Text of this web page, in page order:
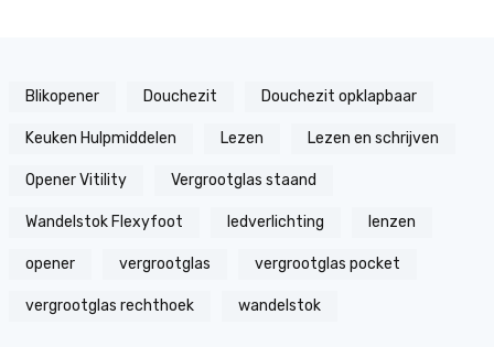
Blikopener Douchezit Douchezit opklapbaar
Keuken Hulpmiddelen Lezen Lezen en schrijven
Opener Vitility Vergrootglas staand
Wandelstok Flexyfoot ledverlichting lenzen
opener vergrootglas vergrootglas pocket
vergrootglas rechthoek wandelstok